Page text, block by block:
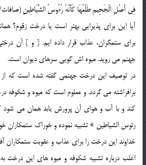
فِی أَصْلِ الْجَحِیمِ‌ طَلْعُهَا کَأَنَّهُ رُءُوسُ الشَّیَاطِینِ‌ (صافات/ 62- 65
آیا این برای پذیرایی بهتر است یا درخت زقوم؟
برای ستمگران، عذاب قرار داده ایم. [ و ] آن
جهنم می روید. میوه اش گویی سرهای دیوان است.
در توصیف این درخت جهنمی گفته شده است که از
برافراشته می گردد. و معلوم است که میوه و شکوفه
کند و با آب و هوای آن پرورش یابد همان می شود
خداوند این درخت را برای عذاب و عقوبت ستمکاران
اغلب درباره تشبیه شکوفه و میوه های این درخت